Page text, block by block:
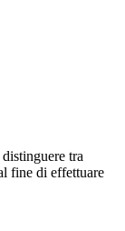
tra
fine di effettuare